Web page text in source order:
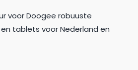
voor Doogee robuuste
tablets voor Nederland en